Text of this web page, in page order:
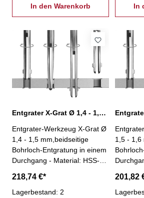
Aufspannung- einfache und
stabile Bauweise- besonders
geeignet für jede Maschine
und nahezu jedes Wekstück-
Winkel Vorwärtssenkung: 45°-
Winkel Rückwärtssenkung:
33°
In den Warenkorb
stabile
und
Winkel
Winkel
33°
In
Entgrater X-Grat Ø 1,4 - 1,5 mm, XG-1,4
Entgrater-Werkzeug X-Grat Ø
1,4 - 1,5 mm,beidseitige
Bohrloch-Entgratung in einem
Durchgang - Material: HSS-
Entgratung an unzugänglichen
Stellen (z.B. Hohlkörper)-
218,74 €*
Lagerbestand: 2
1,5 - 1,6
Stellen
201,82